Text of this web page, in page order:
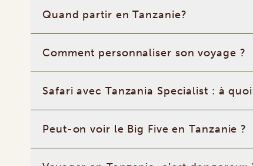
Quand partir en Tanzanie?
Comment personnaliser son voyage ?
Safari avec Tanzania Specialist : à
Peut-on voir le Big Five en Tanzanie ?